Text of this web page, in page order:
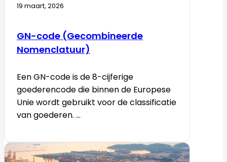
19 maart, 2026
GN-code (Gecombineerde
Nomenclatuur)
Een GN-code is de 8-cijferige
goederencode die binnen de Europese
Unie wordt gebruikt voor de classificatie
van goederen. ...